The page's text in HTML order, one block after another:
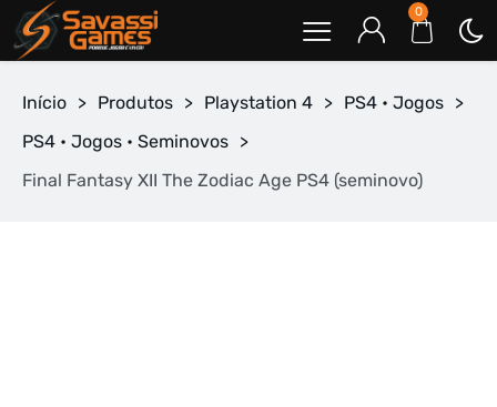
0
Início > Produtos > Playstation 4 > PS4 • Jogos >
PS4 • Jogos • Seminovos >
Final Fantasy XII The Zodiac Age PS4 (seminovo)